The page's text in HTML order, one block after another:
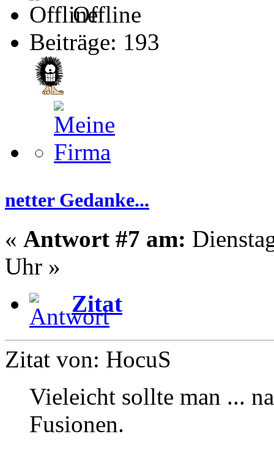
Offline
Beiträge: 193
netter Gedanke...
« Antwort #7 am:
Uhr »
Zitat
Zitat von: HocuS
Vieleicht sollte man ...
Fusionen.